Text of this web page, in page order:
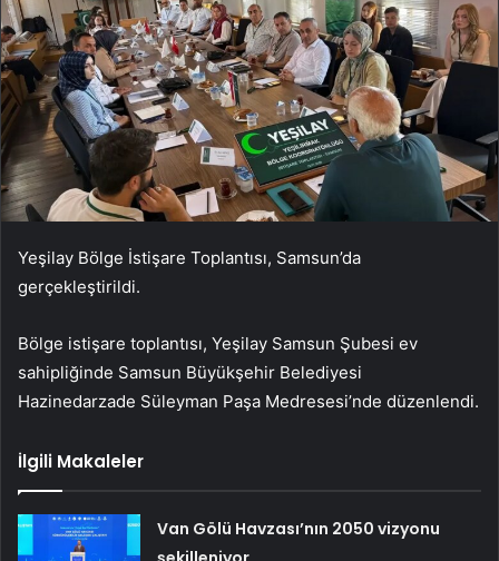
Yeşilay Bölge İstişare Toplantısı, Samsun’da
gerçekleştirildi.
Bölge istişare toplantısı, Yeşilay Samsun Şubesi ev
sahipliğinde Samsun Büyükşehir Belediyesi
Hazinedarzade Süleyman Paşa Medresesi’nde düzenlendi.
İlgili Makaleler
Van Gölü Havzası’nın 2050 vizyonu